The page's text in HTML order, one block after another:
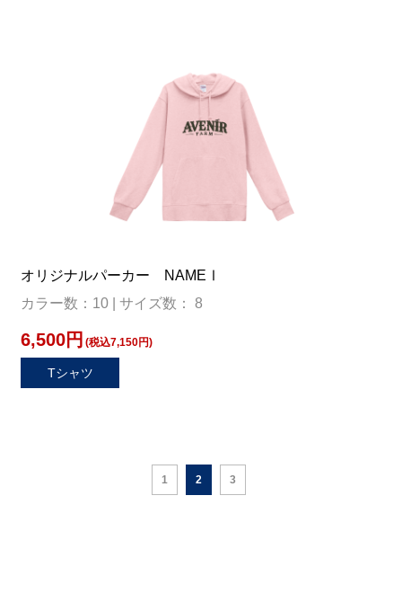
オリジナルパーカー NAMEⅠ
カラー数：10 | サイズ数： 8
6,500円 (税込7,150円)
Tシャツ
1 2 3